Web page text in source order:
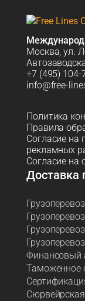
Москва, ул.
+7 (495) 104-
info@free-
Политика
Правила
Согласие на
рекламных
Согласие на
Доставка
Финансовый
Таможенное